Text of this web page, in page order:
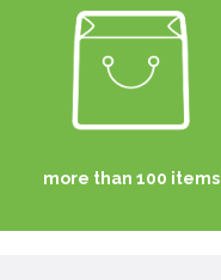
more than 100 items